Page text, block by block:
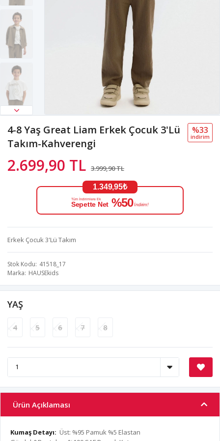
4-8 Yaş Great Liam Erkek Çocuk 3'Lü
Takım-Kahverengi
2.699,90 TL 3.999,90 TL
%33
i̇ndi̇ri̇m
1.349,95₺
Tüm İndirimlere Ek
Sepette Net %50 İndirim!
Erkek Çocuk 3'Lü Takım
Stok Kodu 41518_17
Marka HAUSEkids
YAŞ
4 5 6 7 8
Ürün Açıklaması
Kumaş Detayı: Üst: %95 Pamuk %5 Elastan